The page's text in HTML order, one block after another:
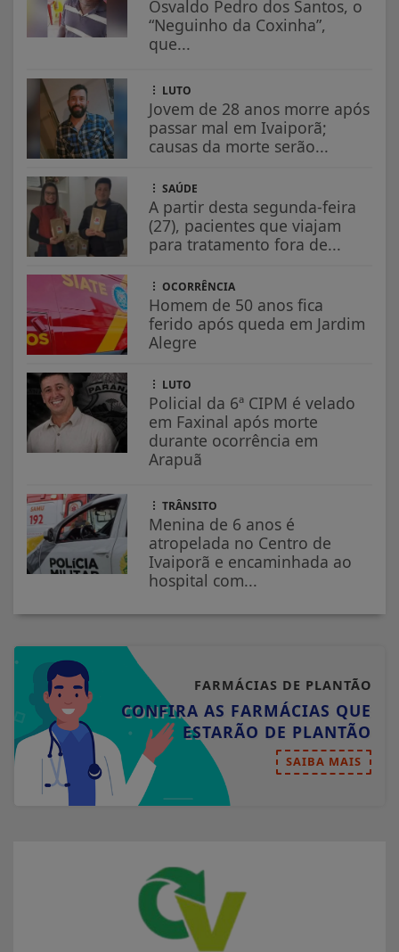
Osvaldo Pedro dos Santos, o
“Neguinho da Coxinha”,
que...
LUTO
Jovem de 28 anos morre após
passar mal em Ivaiporã;
causas da morte serão...
SAÚDE
A partir desta segunda-feira
(27), pacientes que viajam
para tratamento fora de...
OCORRÊNCIA
Homem de 50 anos fica
ferido após queda em Jardim
Alegre
LUTO
Policial da 6ª CIPM é velado
em Faxinal após morte
durante ocorrência em
Arapuã
TRÂNSITO
Menina de 6 anos é
atropelada no Centro de
Ivaiporã e encaminhada ao
hospital com...
FARMÁCIAS DE PLANTÃO
CONFIRA AS FARMÁCIAS QUE
ESTARÃO DE PLANTÃO
SAIBA MAIS